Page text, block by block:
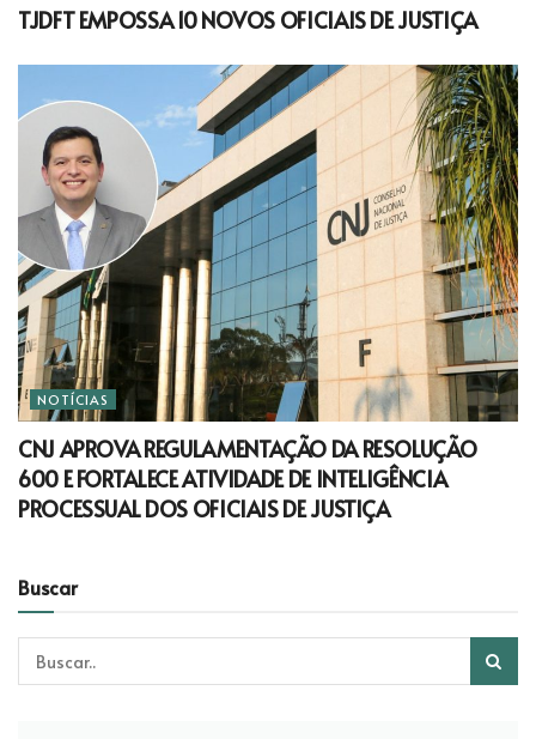
TJDFT EMPOSSA 10 NOVOS OFICIAIS DE JUSTIÇA
NOTÍCIAS
CNJ APROVA REGULAMENTAÇÃO DA RESOLUÇÃO
600 E FORTALECE ATIVIDADE DE INTELIGÊNCIA
PROCESSUAL DOS OFICIAIS DE JUSTIÇA
Buscar